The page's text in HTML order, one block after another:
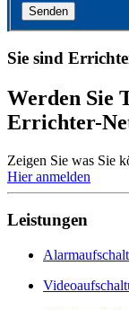
Senden
Sie sind
Werden Sie
Errichter-
Zeigen Sie was Sie
Hier anmelden
Leistungen